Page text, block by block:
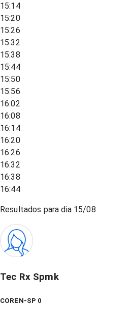
15:14
15:20
15:26
15:32
15:38
15:44
15:50
15:56
16:02
16:08
16:14
16:20
16:26
16:32
16:38
16:44
Resultados para dia 15/08
Tec Rx Spmk
COREN-SP 0